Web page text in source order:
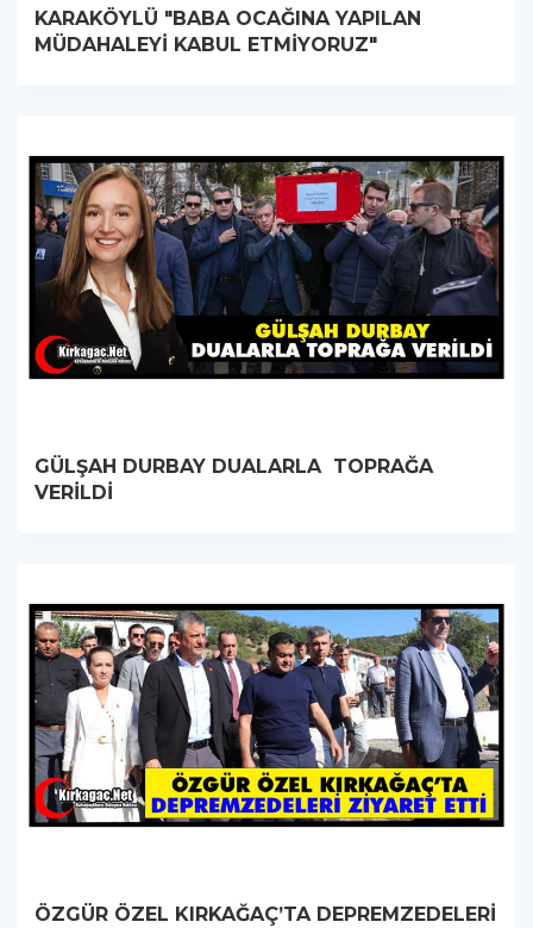
KARAKÖYLÜ "BABA OCAĞINA YAPILAN
MÜDAHALEYİ KABUL ETMİYORUZ"
GÜLŞAH DURBAY DUALARLA TOPRAĞA
VERİLDİ
ÖZGÜR ÖZEL KIRKAĞAÇ’TA DEPREMZEDELERİ